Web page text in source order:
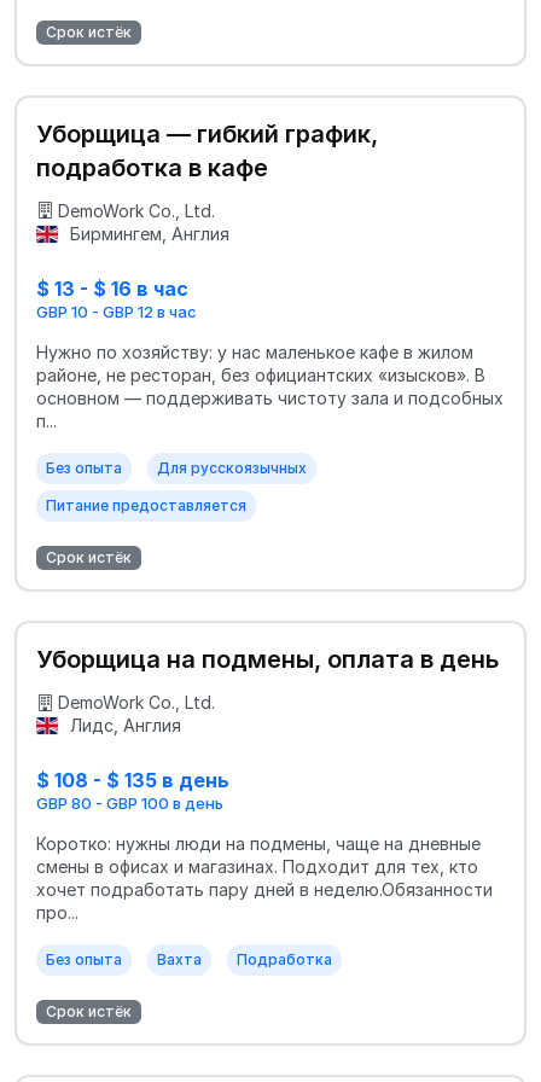
Срок истёк
Уборщица — гибкий график,
подработка в кафе
DemoWork Co., Ltd.
Бирмингем, Англия
$ 13 - $ 16 в час
GBP 10 - GBP 12 в час
Нужно по хозяйству: у нас маленькое кафе в жилом
районе, не ресторан, без официантских «изысков». В
основном — поддерживать чистоту зала и подсобных
п...
Без опыта Для русскоязычных
Питание предоставляется
Срок истёк
Уборщица на подмены, оплата в день
DemoWork Co., Ltd.
Лидс, Англия
$ 108 - $ 135 в день
GBP 80 - GBP 100 в день
Коротко: нужны люди на подмены, чаще на дневные
смены в офисах и магазинах. Подходит для тех, кто
хочет подработать пару дней в неделю.Обязанности
про...
Без опыта Вахта Подработка
Срок истёк